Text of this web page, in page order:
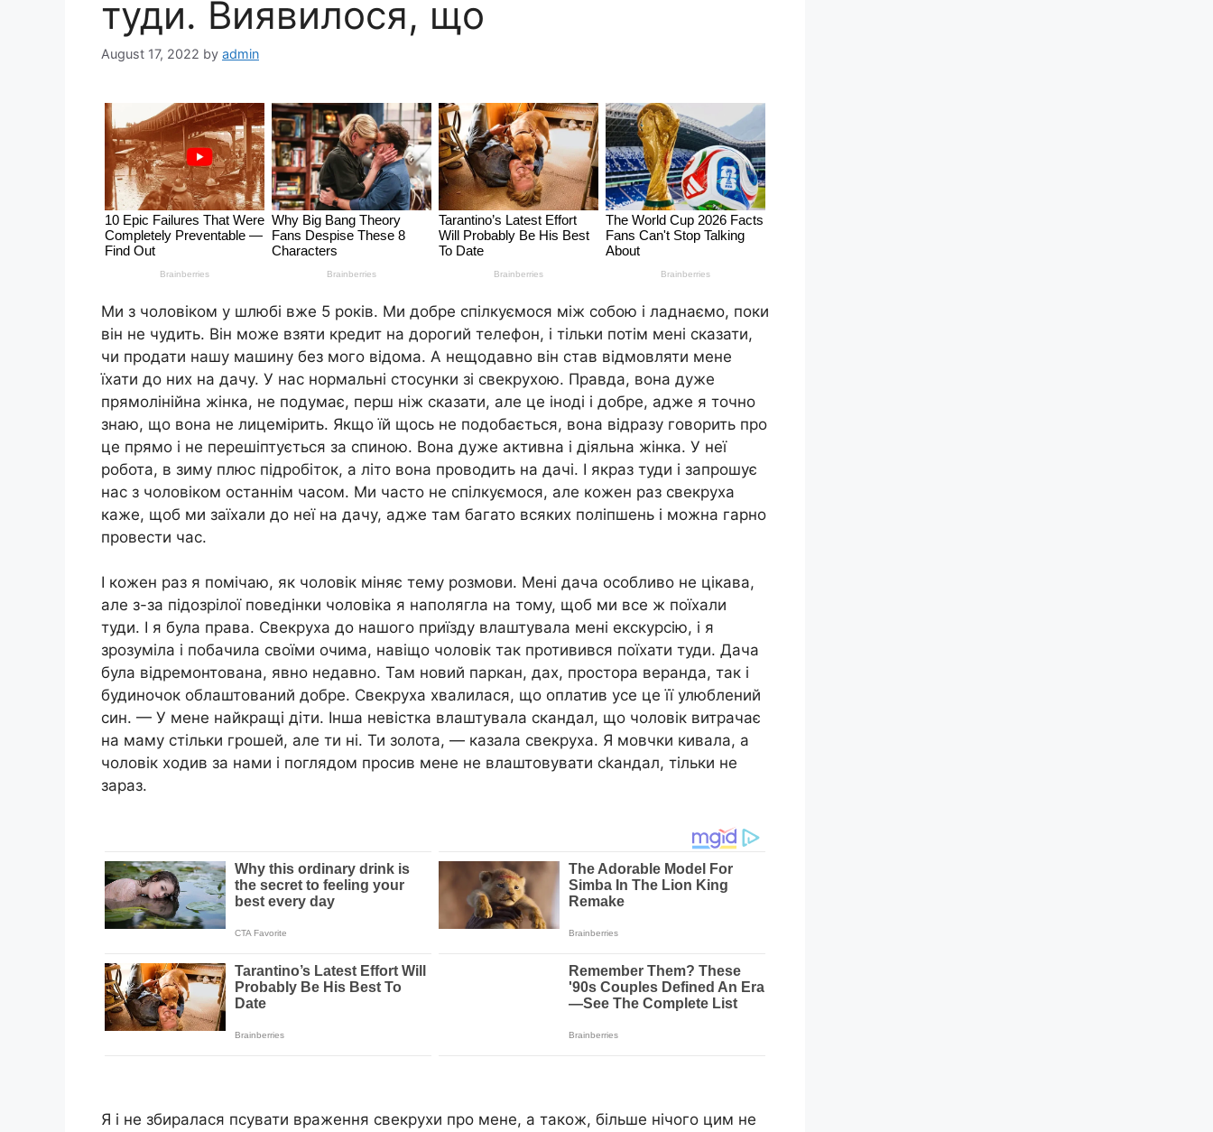
туди. Виявилося, що
August 17, 2022 by admin
Ми з чоловіком у шлюбі вже 5 років. Ми добре спілкуємося між собою і ладнаємо, поки
він не чудить. Він може взяти кредит на дорогий телефон, і тільки потім мені сказати,
чи продати нашу машину без мого відома. А нещодавно він став відмовляти мене
їхати до них на дачу. У нас нормальні стосунки зі свекрухою. Правда, вона дуже
прямолінійна жінка, не подумає, перш ніж сказати, але це іноді і добре, адже я точно
знаю, що вона не лицемірить. Якщо їй щось не подобається, вона відразу говорить про
це прямо і не перешіптується за спиною. Вона дуже активна і діяльна жінка. У неї
робота, в зиму плюс підробіток, а літо вона проводить на дачі. І якраз туди і запрошує
нас з чоловіком останнім часом. Ми часто не спілкуємося, але кожен раз свекруха
каже, щоб ми заїхали до неї на дачу, адже там багато всяких поліпшень і можна гарно
провести час.
І кожен раз я помічаю, як чоловік міняє тему розмови. Мені дача особливо не цікава,
але з-за підозрілої поведінки чоловіка я наполягла на тому, щоб ми все ж поїхали
туди. І я була права. Свекруха до нашого приїзду влаштувала мені екскурсію, і я
зрозуміла і побачила своїми очима, навіщо чоловік так противився поїхати туди. Дача
була відремонтована, явно недавно. Там новий паркан, дах, простора веранда, так і
будиночок облаштований добре. Свекруха хвалилася, що оплатив усе це її улюблений
син. — У мене найкращі діти. Інша невістка влаштувала скандал, що чоловік витрачає
на маму стільки грошей, але ти ні. Ти золота, — казала свекруха. Я мовчки кивала, а
чоловік ходив за нами і поглядом просив мене не влаштовувати сkандал, тільки не
зараз.
Я і не збиралася псувати враження свекрухи про мене, а також, більше нічого цим не